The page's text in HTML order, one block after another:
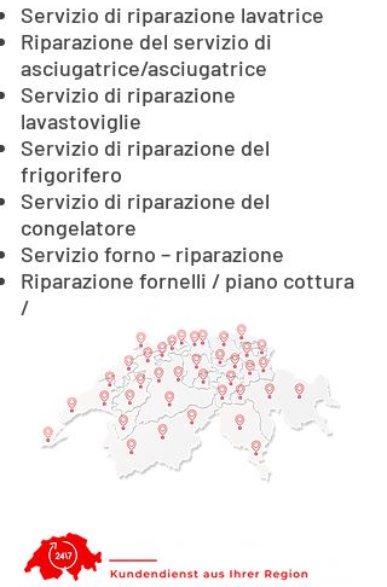
Servizio di riparazione lavatrice
Riparazione del servizio di
asciugatrice/asciugatrice
Servizio di riparazione
lavastoviglie
Servizio di riparazione del
frigorifero
Servizio di riparazione del
congelatore
Servizio forno – riparazione
Riparazione fornelli / piano cottura
/